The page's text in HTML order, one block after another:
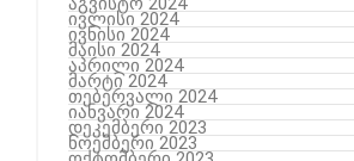
ივლისი 2024
ივნისი 2024
მაისი 2024
აპრილი 2024
მარტი 2024
თებერვალი 2024
იანვარი 2024
დეკემბერი 2023
ნოემბერი 2023